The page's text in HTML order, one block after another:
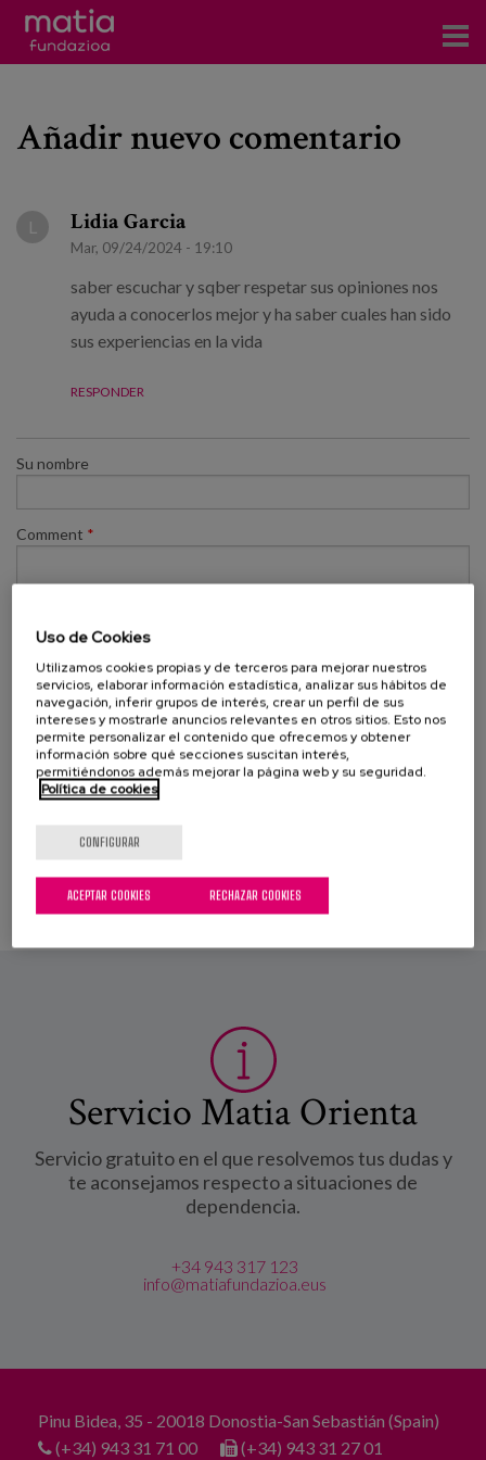
Servicios
Contacto
Trabaja con nosotros
Añadir nuevo comentario
L Lidia Garcia
Mar, 09/24/2024 - 19:10
saber escuchar y sqber respetar sus opiniones nos
ayuda a conocerlos mejor y ha saber cuales han sido
sus experiencias en la vida
RESPONDER
Su nombre
Comment *
Guardar
Servicio Matia Orienta
Servicio gratuito en el que resolvemos tus dudas y
te aconsejamos respecto a situaciones de
dependencia.
+34 943 317 123
info@matiafundazioa.eus
Pinu Bidea, 35 - 20018 Donostia-San Sebastián (Spain)
(+34) 943 31 71 00
(+34) 943 31 27 01
Uso de Cookies
Utilizamos cookies propias y de terceros para mejorar nuestros
servicios, elaborar información estadística, analizar sus hábitos de
navegación, inferir grupos de interés, crear un perfil de sus
intereses y mostrarle anuncios relevantes en otros sitios. Esto nos
permite personalizar el contenido que ofrecemos y obtener
información sobre qué secciones suscitan interés,
permitiéndonos además mejorar la página web y su seguridad.
Política de cookies
CONFIGURAR
RECHAZAR COOKIES
ACEPTAR COOKIES